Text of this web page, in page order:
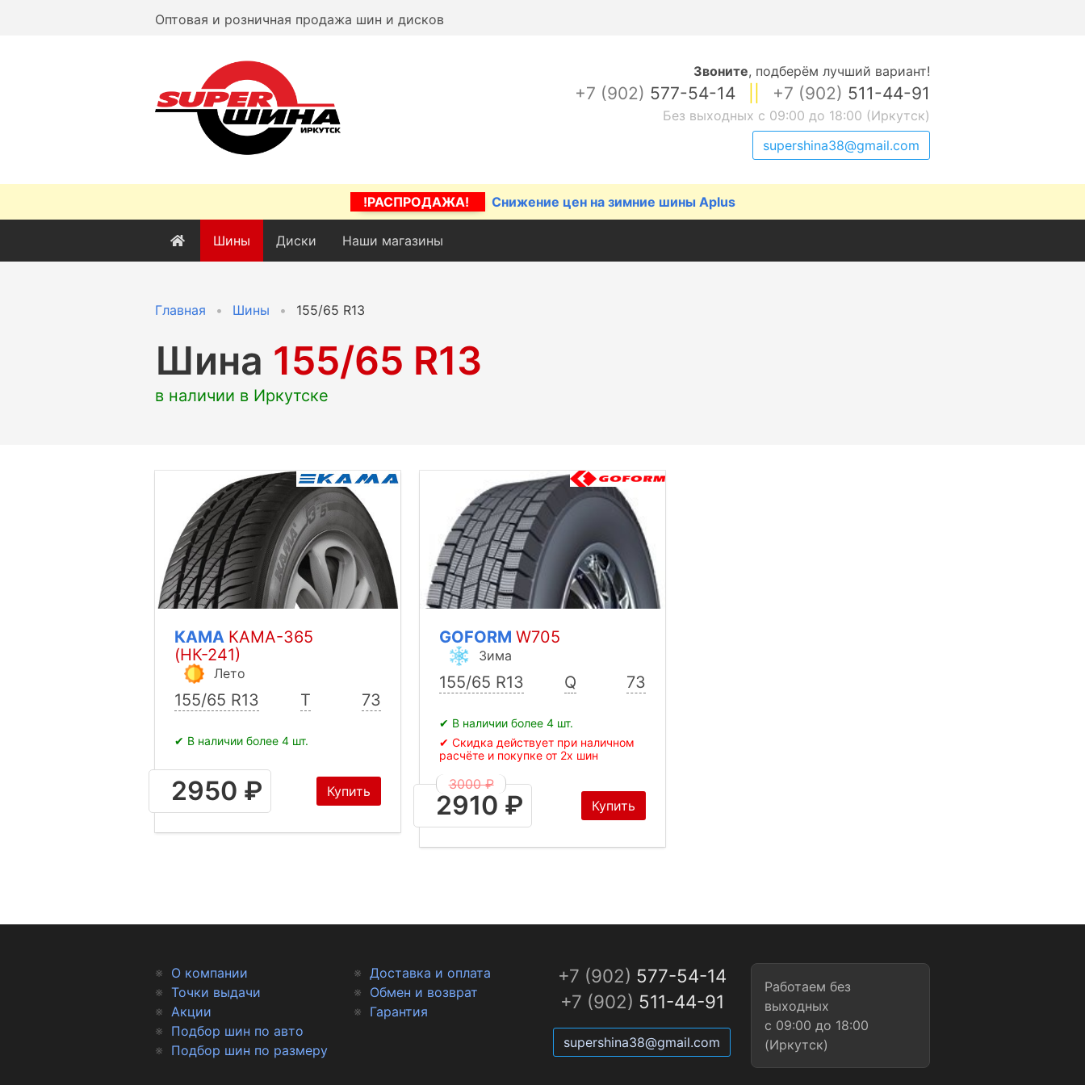
Оптовая и розничная продажа шин и дисков
Звоните, подберём лучший вариант!
+7 (902) 577-54-14 +7 (902) 511-44-91
Без выходных с 09:00 до 18:00 (Иркутск)
supershina38@gmail.com
!РАСПРОДАЖА! Снижение цен на зимние шины Aplus
Шины Диски Наши магазины
Главная Шины 155/65 R13
Шина 155/65 R13
в наличии в Иркутске
КАМА КАМА-365
(НК-241)
Лето
155/65 R13 T 73
✔ В наличии более 4 шт.
2950 ₽ Купить
GOFORM W705
Зима
155/65 R13 Q 73
✔ В наличии более 4 шт.
✔ Скидка действует при наличном
расчёте и покупке от 2х шин
3000 ₽
2910 ₽ Купить
О компании
Точки выдачи
Акции
Подбор шин по авто
Подбор шин по размеру
Доставка и оплата
Обмен и возврат
Гарантия
+7 (902) 577-54-14
+7 (902) 511-44-91
supershina38@gmail.com
Работаем без
выходных
с 09:00 до 18:00
(Иркутск)